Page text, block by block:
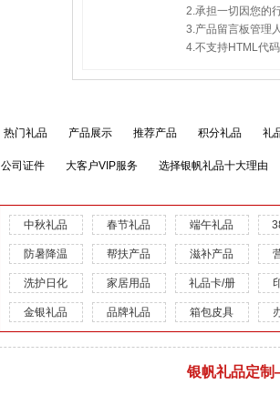
2.承担一切因您的
3.产品留言板管理
4.不支持HTML代
热门礼品 产品展示 推荐产品 积分礼品 礼
公司证件 大客户VIP服务 选择银帆礼品十大理由
中秋礼品 春节礼品 端午礼品
防暑降温 帮扶产品 滋补产品
洗护日化 家居用品 礼品卡/册
金银礼品 品牌礼品 箱包皮具
银帆礼品定